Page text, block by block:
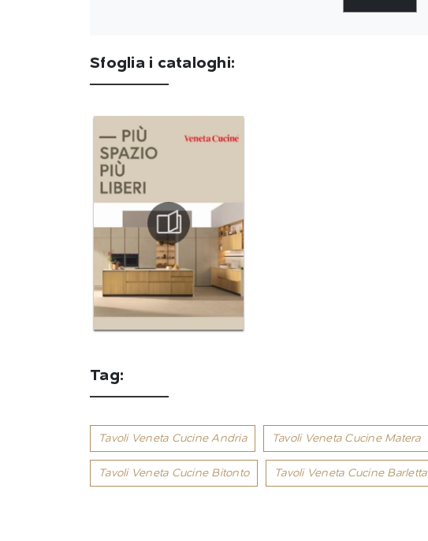
Sfoglia i cataloghi:
Tag:
Tavoli Veneta Cucine Andria Tavoli Veneta Cucine Matera
Tavoli Veneta Cucine Bitonto Tavoli Veneta Cucine Barletta